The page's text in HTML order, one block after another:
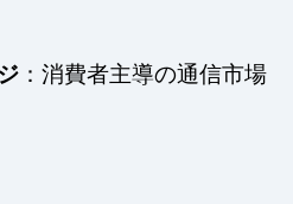
：消費者主導の通信市場